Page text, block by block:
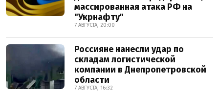
массированная атака РФ на
"Укрнафту"
7 АВГУСТА, 20:00
Россияне нанесли удар по
складам логистической
компании в Днепропетровской
области
7 АВГУСТА, 16:32